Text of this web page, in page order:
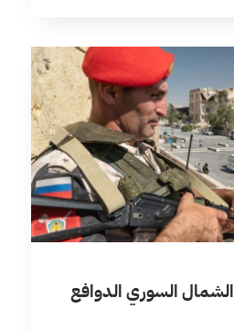
التصعيد الروسي في الشمال السوري الدوافع